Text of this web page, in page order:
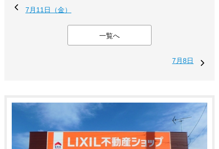
7月11日（金）
一覧へ
7月8日